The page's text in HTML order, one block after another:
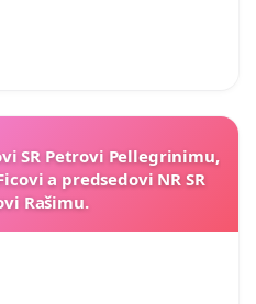
SR Petrovi Pellegrinimu,
a predsedovi NR SR
Rašimu.